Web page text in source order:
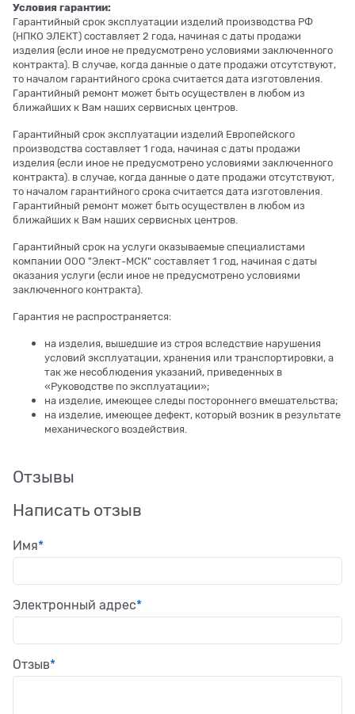
Условия гарантии:
Гарантийный срок эксплуатации изделий производства РФ
(НПКО ЭЛЕКТ) составляет 2 года, начиная с даты продажи
изделия (если иное не предусмотрено условиями заключенного
контракта). В случае, когда данные о дате продажи отсутствуют,
то началом гарантийного срока считается дата изготовления.
Гарантийный ремонт может быть осуществлен в любом из
ближайших к Вам наших сервисных центров.
Гарантийный срок эксплуатации изделий Европейского
производства составляет 1 года, начиная с даты продажи
изделия (если иное не предусмотрено условиями заключенного
контракта). в случае, когда данные о дате продажи отсутствуют,
то началом гарантийного срока считается дата изготовления.
Гарантийный ремонт может быть осуществлен в любом из
ближайших к Вам наших сервисных центров.
Гарантийный срок на услуги оказываемые специалистами
компании ООО "Элект-МСК" составляет 1 год, начиная с даты
оказания услуги (если иное не предусмотрено условиями
заключенного контракта).
Гарантия не распространяется:
на изделия, вышедшие из строя вследствие нарушения
условий эксплуатации, хранения или транспортировки, а
так же несоблюдения указаний, приведенных в
«Руководстве по эксплуатации»;
на изделие, имеющее следы постороннего вмешательства;
на изделие, имеющее дефект, который возник в результате
механического воздействия.
Отзывы
Написать отзыв
Имя
Электронный адрес
Отзыв